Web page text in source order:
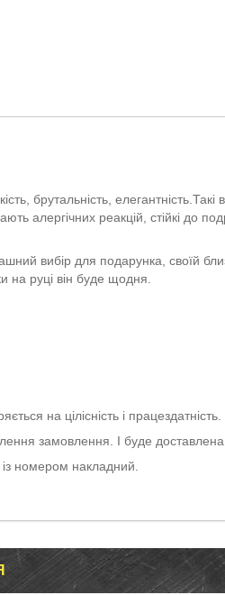
брутальність,
алергічних реакцій, стійкі до
вибір для подарунка, своїй
на руці він буде щодня.
на цілісність і працездатність.
замовлення. І буде доставлена
номером накладний.